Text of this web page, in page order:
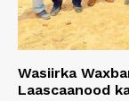
Wasiirka
Laascaanood